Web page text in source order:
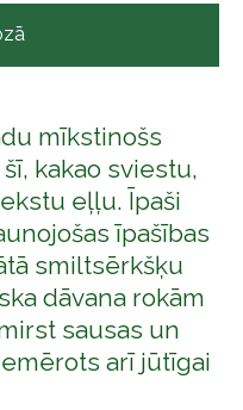
mīkstinošs
kakao sviestu,
eļļu. Īpaši
īpašības
smiltsērkšķu
dāvana rokām
sausas un
arī jūtīgai